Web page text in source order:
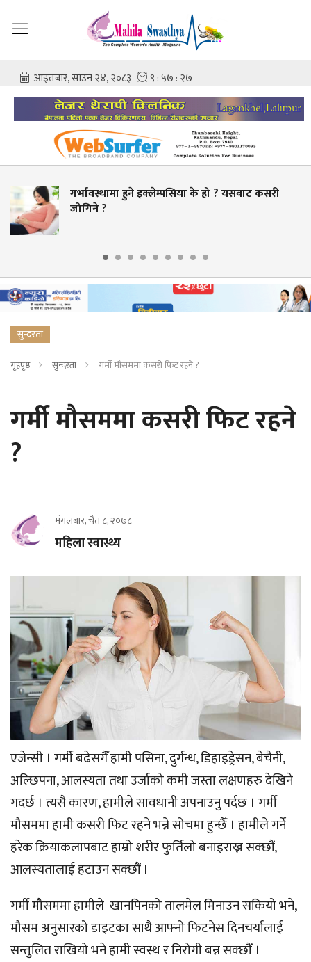
हुने इक्लेम्पसिया के हो ? यसबाट कसरी
सुन्दरता
गृहपृष्ठ सुन्दरता गर्मी मौसममा कसरी फिट रहने ?
गर्मी मौसममा कसरी फिट रहने
?
मंगलबार, चैत ८, २०७८
महिला स्वास्थ्य
एजेन्सी । गर्मी बढेसगैँ हामी पसिना, दुर्गन्ध, डिहाइड्रेसन, बेचैनी,
अल्छिपना, आलस्यता तथा उर्जाको कमी जस्ता लक्षणहरु देखिने
गदर्छ । त्यसै कारण, हामीले सावधानी अपनाउनु पर्दछ । गर्मी
मौसममा हामी कसरी फिट रहने भन्ने सोचमा हुन्छैँ । हामीले गर्ने
हरेक क्रियाकलापबाट हाम्रो शरीर फुर्तिलो बनाइराख्न सक्छौं,
आलस्यतालाई हटाउन सक्छौं ।
गर्मी मौसममा हामीले खानपिनको तालमेल मिनाउन सकियो भने,
मौसम अनुसारको डाइटका साथै आफ्नो फिटनेस दिनचर्यालाई
सन्तुलित राखियो भने हामी स्वस्थ र निरोगी बन्न सक्छौँ ।